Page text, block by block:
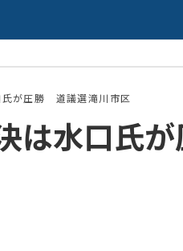
氏が圧勝 道議選滝川市区
は水口氏